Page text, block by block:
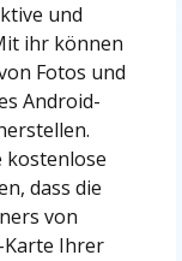
und
ihr können
Fotos und
Android-
kostenlose
dass die
von
Karte Ihrer